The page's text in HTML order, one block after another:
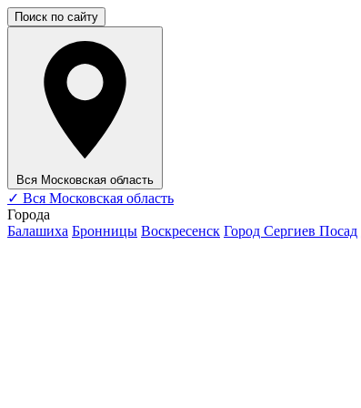
Поиск по сайту
Вся Московская область
✓ Вся Московская область
Города
Балашиха Бронницы Воскресенск Город Сергиев Посад